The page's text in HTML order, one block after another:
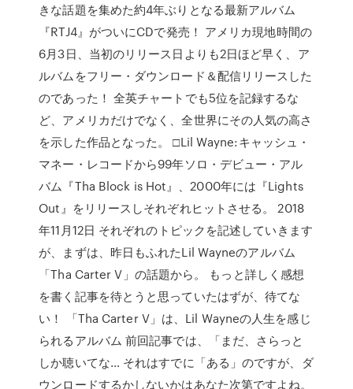
きな話題を集めた約4年ぶりとなる最新アルバム
『RTJ4』がついにCDで発売！ アメリカ現地時間の
6月3日、当初のリリース日よりも2日ほど早く、ア
ルバムをフリー・ダウンロード＆配信リリースした
のであった！ 全英チャートでも5位を記録するな
ど、アメリカだけでなく、全世界にその人気の高さ
を示した作品となった。 □Lil Wayne:キャッシュ・
マネー・レコードから99年ソロ・デビュー・アル
バム『Tha Block is Hot』、2000年には『Lights
Out』をリリースしそれぞれヒットさせる。 2018
年11月12日 それぞれのトピックを記述していきます
が、まずは、昨日もふれたLil Wayneのアルバム
「Tha Carter V」の話題から。 もっと詳しく感想
を書く記事を待とうと思っていたはずが、待てな
い！ 「Tha Carter V」は、Lil Wayneの人生を感じ
られるアルバム 前回記事では、「まだ、さらっと
しか聴いてな… それはすでに「ある」のですが、ダ
ウンロードするかしないかはあなた次第ですよね。